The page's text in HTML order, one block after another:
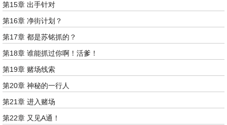
第15章 出手针对
第16章 净街计划？
第17章 都是苏铭抓的？
第18章 谁能抓过你啊！活爹！
第19章 赌场线索
第20章 神秘的一行人
第21章 进入赌场
第22章 又见A通！